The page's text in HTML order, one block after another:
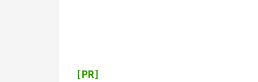
[PR]